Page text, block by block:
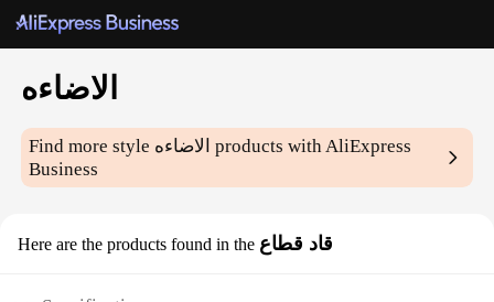
الاضاءه
Find more style الاضاءه products with AliExpress
Business
Here are the products found in the قاد قطاع